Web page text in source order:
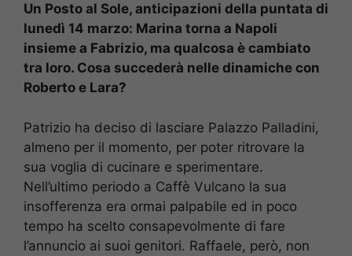
Un Posto al Sole, anticipazioni della puntata di
lunedì 14 marzo: Marina torna a Napoli
insieme a Fabrizio, ma qualcosa è cambiato
tra loro. Cosa succederà nelle dinamiche con
Roberto e Lara?
Patrizio ha deciso di lasciare Palazzo Palladini,
almeno per il momento, per poter ritrovare la
sua voglia di cucinare e sperimentare.
Nell’ultimo periodo a Caffè Vulcano la sua
insofferenza era ormai palpabile ed in poco
tempo ha scelto consapevolmente di fare
l’annuncio ai suoi genitori. Raffaele, però, non